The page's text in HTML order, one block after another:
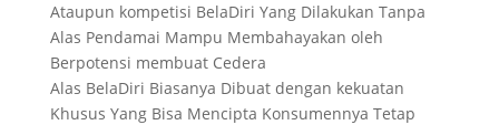
Ataupun kompetisi BelaDiri Yang Dilakukan Tanpa
Alas Pendamai Mampu Membahayakan oleh
Berpotensi membuat Cedera
Alas BelaDiri Biasanya Dibuat dengan kekuatan
Khusus Yang Bisa Mencipta Konsumennya Tetap